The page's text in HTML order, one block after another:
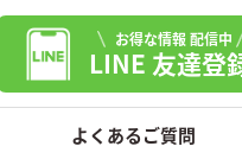
お得な情報 配信中
LINE 友達登
よくあるご質問